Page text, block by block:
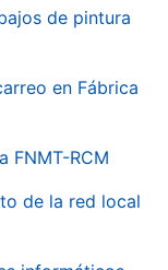
de pintura
en Fábrica
FNMT-RCM
de la red local